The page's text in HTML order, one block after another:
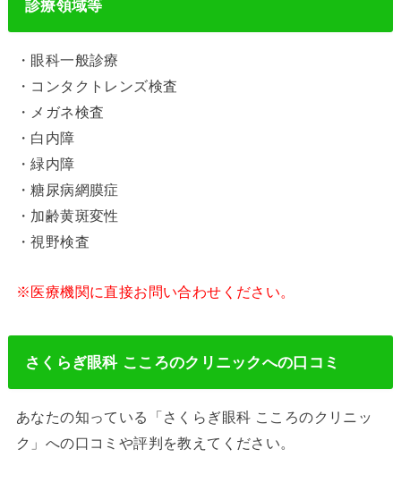
診療領域等
・眼科一般診療
・コンタクトレンズ検査
・メガネ検査
・白内障
・緑内障
・糖尿病網膜症
・加齢黄斑変性
・視野検査
※医療機関に直接お問い合わせください。
さくらぎ眼科 こころのクリニックへの口コミ
あなたの知っている「さくらぎ眼科 こころのクリニッ
ク」への口コミや評判を教えてください。